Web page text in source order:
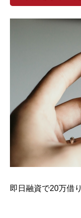
即日融資で20万借